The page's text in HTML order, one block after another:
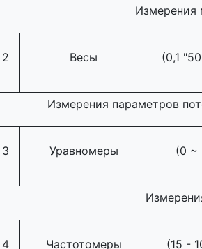
Измерения
2 Весы (0,1
Измерения параметров
3 Уравномеры (0 ~
4 Частотомеры (15 -